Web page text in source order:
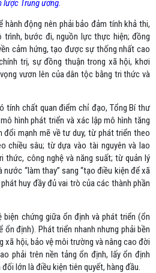
lược Trung ương.
hành động nên phải bảo đảm tính khả thi,
trình, bước đi, nguồn lực thực hiện; đồng
cảm hứng, tạo được sự thống nhất cao
trị, sự đồng thuận trong xã hội, khơi
vươn lên của dân tộc bằng tri thức và
tính chất quan điểm chỉ đạo, Tổng Bí thư
hình phát triển và xác lập mô hình tăng
mạnh mẽ về tư duy, từ phát triển theo
chiều sâu; từ dựa vào tài nguyên và lao
thức, công nghệ và năng suất; từ quản lý
“làm thay” sang “tạo điều kiện để xã
huy đầy đủ vai trò của các thành phần
biện chứng giữa ổn định và phát triển (ổn
định). Phát triển nhanh nhưng phải bền
xã hội, bảo vệ môi trường và nâng cao đời
phải trên nền tảng ổn định, lấy ổn định
lớn là điều kiện tiên quyết, hàng đầu.